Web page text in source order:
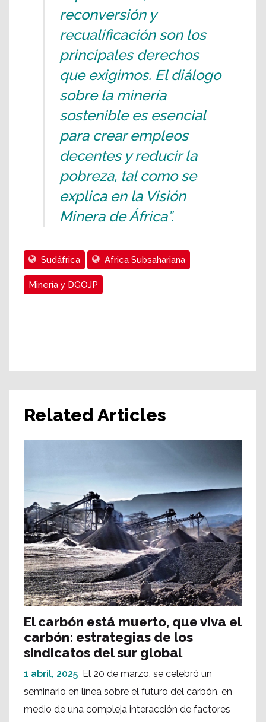
reconversión y
recualificación son los
principales derechos
que exigimos. El diálogo
sobre la minería
sostenible es esencial
para crear empleos
decentes y reducir la
pobreza, tal como se
explica en la Visión
Minera de África”.
Sudáfrica Africa Subsahariana
Minería y DGOJP
Related Articles
El carbón está muerto, que viva el
carbón: estrategias de los
sindicatos del sur global
1 abril, 2025 El 20 de marzo, se celebró un
seminario en línea sobre el futuro del carbón, en
medio de una compleja interacción de factores